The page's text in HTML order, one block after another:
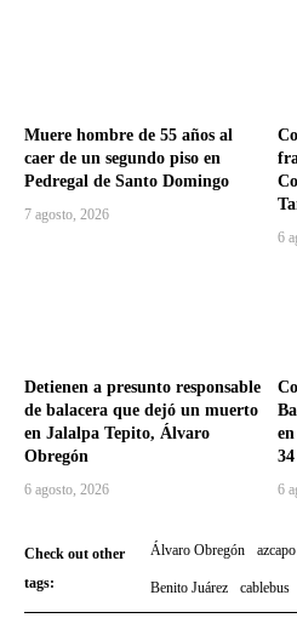
Muere hombre de 55 años al
caer de un segundo piso en
Pedregal de Santo Domingo
7 agosto, 2026
6
Detienen a presunto responsable
de balacera que dejó un muerto
en Jalalpa Tepito, Álvaro
Obregón
6 agosto, 2026 6
Check out other
tags:
Álvaro Obregón
Benito Juárez cablebus